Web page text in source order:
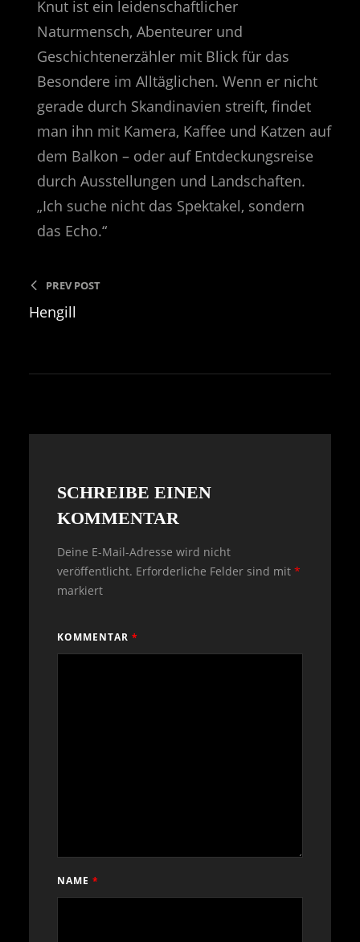
Knut ist ein leidenschaftlicher
Naturmensch, Abenteurer und
Geschichtenerzähler mit Blick für das
Besondere im Alltäglichen. Wenn er nicht
gerade durch Skandinavien streift, findet
man ihn mit Kamera, Kaffee und Katzen auf
dem Balkon – oder auf Entdeckungsreise
durch Ausstellungen und Landschaften.
„Ich suche nicht das Spektakel, sondern
das Echo.“
PREV POST
Hengill
SCHREIBE EINEN
KOMMENTAR
Deine E-Mail-Adresse wird nicht
veröffentlicht. Erforderliche Felder sind mit *
markiert
KOMMENTAR *
NAME *